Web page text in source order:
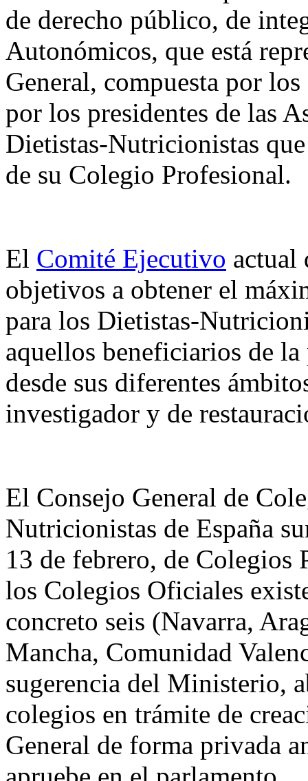
de derecho público, de
Autonómicos, que está
General, compuesta por
por los presidentes de las
Dietistas-Nutricionistas
de su Colegio Profesional.
El Comité Ejecutivo actual
objetivos a obtener el
para los Dietistas-
aquellos beneficiarios de
desde sus diferentes
investigador y de
El Consejo General de
Nutricionistas de España
13 de febrero, de Colegios
los Colegios Oficiales
concreto seis (Navarra,
Mancha, Comunidad
sugerencia del Ministerio,
colegios en trámite de
General de forma privada